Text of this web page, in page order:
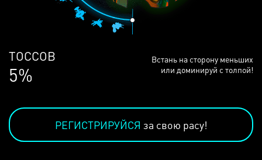
ЛЮДЕЙ
68%
Встань на сторону меньших
или доминируй с толпой!
РЕГИСТРИРУЙСЯ за свою расу!